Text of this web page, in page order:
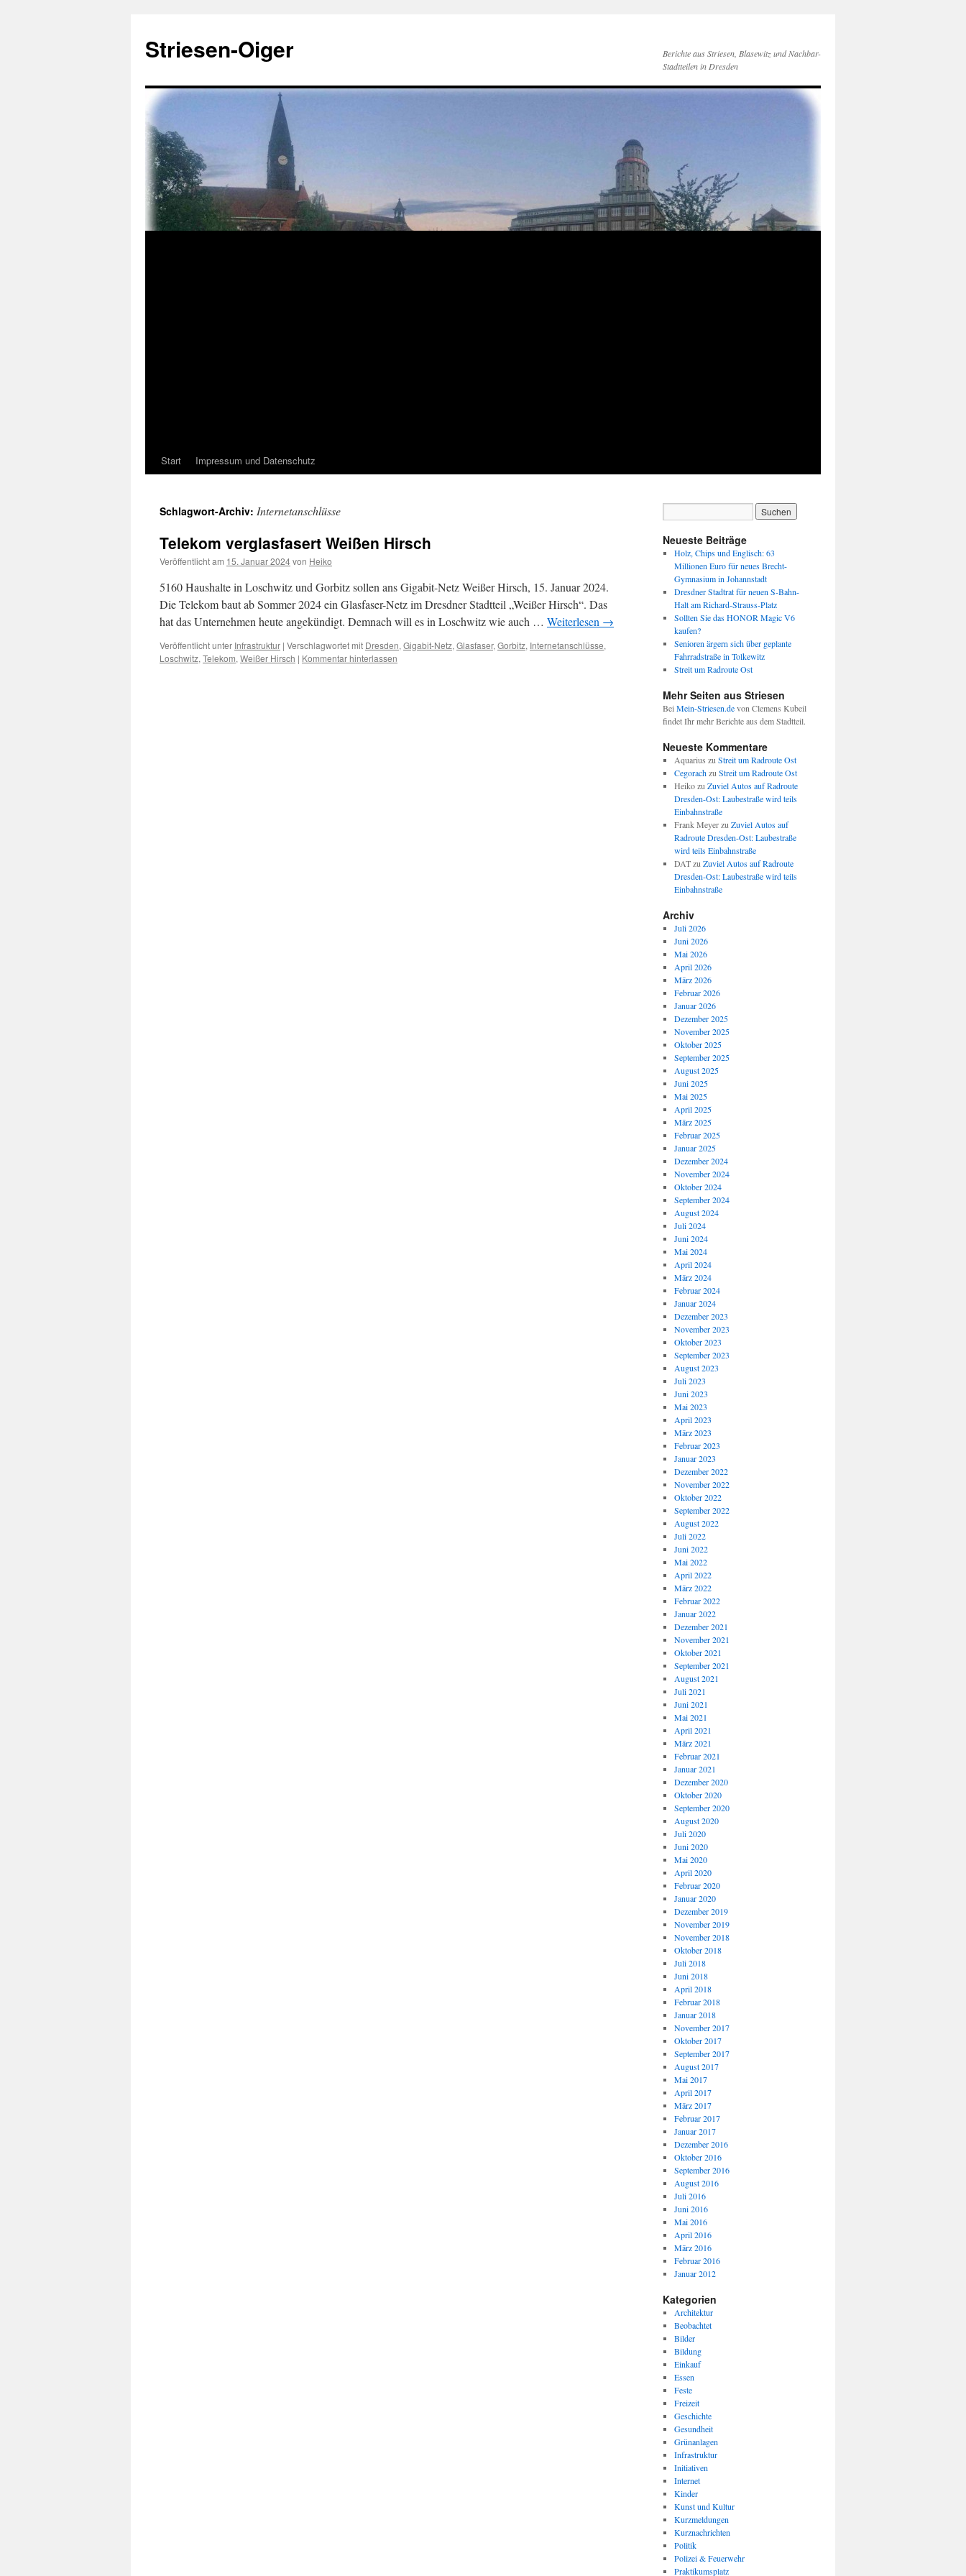
springen
Striesen-Oiger
Berichte aus Striesen, Blasewitz und Nachbar-
Stadtteilen in Dresden
Start Impressum und Datenschutz
Schlagwort-Archiv: Internetanschlüsse
Telekom verglasfasert Weißen Hirsch
Veröffentlicht am 15. Januar 2024von Heiko
5160 Haushalte in Loschwitz und Gorbitz sollen ans Gigabit-Netz Weißer Hirsch, 15. Januar 2024.
Die Telekom baut ab Sommer 2024 ein Glasfaser-Netz im Dresdner Stadtteil „Weißer Hirsch“. Das
hat das Unternehmen heute angekündigt. Demnach will es in Loschwitz wie auch … Weiterlesen →
Veröffentlicht unter Infrastruktur | Verschlagwortet mit Dresden, Gigabit-Netz, Glasfaser, Gorbitz, Internetanschlüsse,
Loschwitz, Telekom, Weißer Hirsch | Kommentar hinterlassen
Neueste Beiträge
Holz, Chips und Englisch: 63
Millionen Euro für neues Brecht-
Gymnasium in Johannstadt
Dresdner Stadtrat für neuen S-Bahn-
Halt am Richard-Strauss-Platz
Sollten Sie das HONOR Magic V6
kaufen?
Senioren ärgern sich über geplante
Fahrradstraße in Tolkewitz
Streit um Radroute Ost
Mehr Seiten aus Striesen
Bei Mein-Striesen.devon Clemens Kubeil
findet Ihr mehr Berichte aus dem Stadtteil.
Neueste Kommentare
Aquarius zu Streit um Radroute Ost
Cegorachzu Streit um Radroute Ost
Heikozu Zuviel Autos auf Radroute
Dresden-Ost: Laubestraße wird teils
Einbahnstraße
Frank Meyerzu Zuviel Autos auf
Radroute Dresden-Ost: Laubestraße
wird teils Einbahnstraße
DATzu Zuviel Autos auf Radroute
Dresden-Ost: Laubestraße wird teils
Einbahnstraße
Archiv
Juli 2026
Juni 2026
Mai 2026
April 2026
März 2026
Februar 2026
Januar 2026
Dezember 2025
November 2025
Oktober 2025
September 2025
August 2025
Juni 2025
Mai 2025
April 2025
März 2025
Februar 2025
Januar 2025
Dezember 2024
November 2024
Oktober 2024
September 2024
August 2024
Juli 2024
Juni 2024
Mai 2024
April 2024
März 2024
Februar 2024
Januar 2024
Dezember 2023
November 2023
Oktober 2023
September 2023
August 2023
Juli 2023
Juni 2023
Mai 2023
April 2023
März 2023
Februar 2023
Januar 2023
Dezember 2022
November 2022
Oktober 2022
September 2022
August 2022
Juli 2022
Juni 2022
Mai 2022
April 2022
März 2022
Februar 2022
Januar 2022
Dezember 2021
November 2021
Oktober 2021
September 2021
August 2021
Juli 2021
Juni 2021
Mai 2021
April 2021
März 2021
Februar 2021
Januar 2021
Dezember 2020
Oktober 2020
September 2020
August 2020
Juli 2020
Juni 2020
Mai 2020
April 2020
Februar 2020
Januar 2020
Dezember 2019
November 2019
November 2018
Oktober 2018
Juli 2018
Juni 2018
April 2018
Februar 2018
Januar 2018
November 2017
Oktober 2017
September 2017
August 2017
Mai 2017
April 2017
März 2017
Februar 2017
Januar 2017
Dezember 2016
Oktober 2016
September 2016
August 2016
Juli 2016
Juni 2016
Mai 2016
April 2016
März 2016
Februar 2016
Januar 2012
Kategorien
Architektur
Beobachtet
Bilder
Bildung
Einkauf
Essen
Feste
Freizeit
Geschichte
Gesundheit
Grünanlagen
Infrastruktur
Initiativen
Internet
Kinder
Kunst und Kultur
Kurzmeldungen
Kurznachrichten
Politik
Polizei & Feuerwehr
Praktikumsplatz